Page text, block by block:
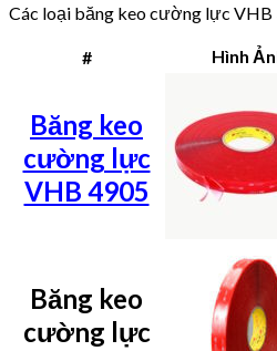
Các loại băng keo cường lực
# Hình
Băng keo
cường lực
VHB 4905
Băng keo
cường lực